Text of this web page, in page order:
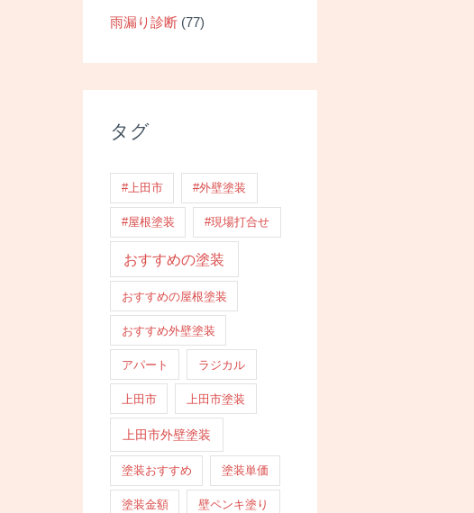
雨漏り診断 (77)
タグ
#上田市 #外壁塗装
#屋根塗装 #現場打合せ
おすすめの塗装
おすすめの屋根塗装
おすすめ外壁塗装
アパート ラジカル
上田市 上田市塗装
上田市外壁塗装
塗装おすすめ 塗装単価
塗装金額 壁ペンキ塗り